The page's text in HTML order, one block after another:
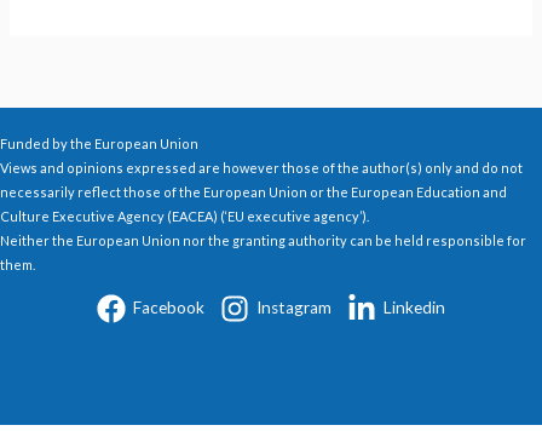
Funded by the European Union
Views and opinions expressed are however those of the author(s) only and do not
necessarily reflect those of the European Union or the European Education and
Culture Executive Agency (EACEA) (‘EU executive agency’).
Neither the European Union nor the granting authority can be held responsible for
them.
Facebook Instagram Linkedin